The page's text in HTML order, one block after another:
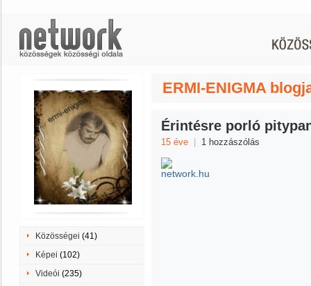
Közösségei (41)
Képei (102)
Videói (235)
ERMI-ENIGMA
Érintésre porló
15 éve 1 hozzászólás